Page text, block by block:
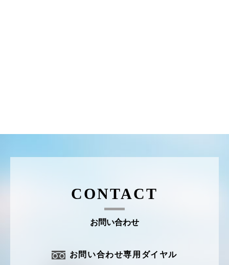
CONTACT
お問い合わせ
お問い合わせ専用ダイヤル